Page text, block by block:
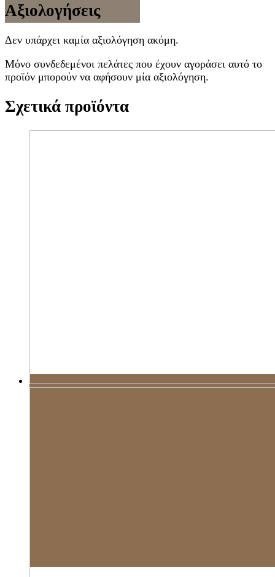
Αξιολογήσεις
Δεν υπάρχει καμία αξιολόγηση ακόμη.
Μόνο συνδεδεμένοι πελάτες που έχουν αγοράσει αυτό το
προϊόν μπορούν να αφήσουν μία αξιολόγηση.
Σχετικά προϊόντα